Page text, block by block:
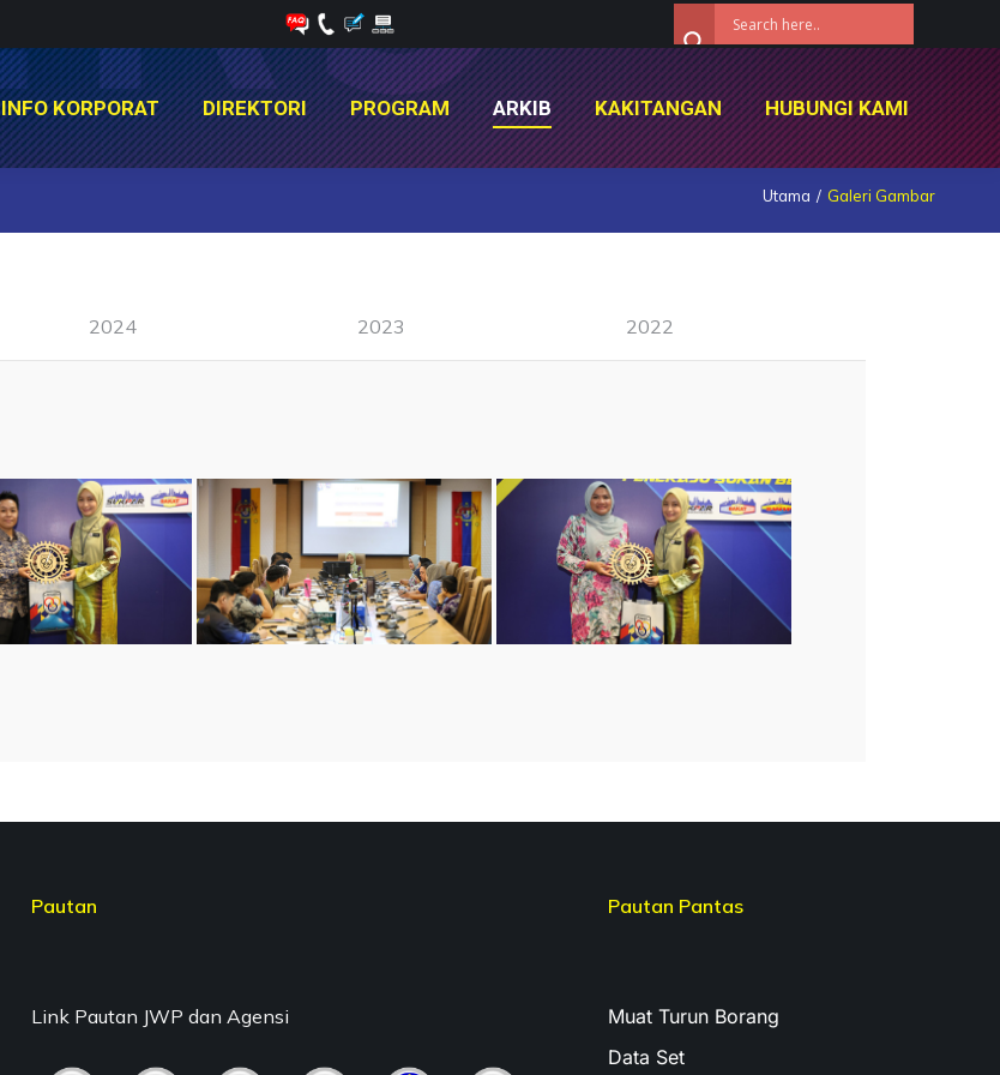
INFO KORPORAT DIREKTORI PROGRAM ARKIB KAKITANGAN HUBUNGI KAMI
Utama Galeri Gambar
2024 2023 2022
Pautan
Link Pautan JWP dan Agensi
Pautan Pantas
Muat Turun Borang
Data Set
INFO KORPORAT DIREKTORI PROGRAM ARKIB KAKITANGAN HUBUNGI KAMI